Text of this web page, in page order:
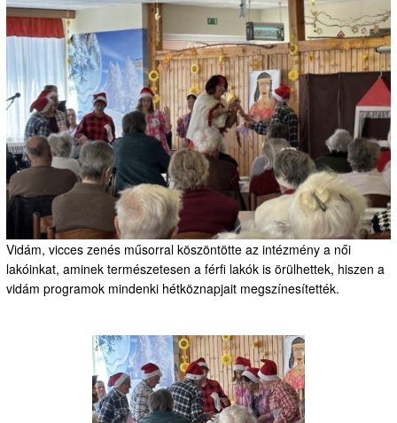
Vidám, vicces zenés műsorral köszöntötte az intézmény a női
lakóinkat, aminek természetesen a férfi lakók is örülhettek, hiszen a
vidám programok mindenki hétköznapjait megszínesítették.